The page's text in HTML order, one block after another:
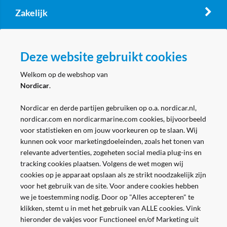
Zakelijk
Volg ons
Deze website gebruikt cookies
Welkom op de webshop van
Nordicar.
Nordicar en derde partijen gebruiken op o.a. nordicar.nl,
nordicar.com en nordicarmarine.com cookies, bijvoorbeeld
voor statistieken en om jouw voorkeuren op te slaan. Wij
kunnen ook voor marketingdoeleinden, zoals het tonen van
relevante advertenties, zogeheten social media plug-ins en
tracking cookies plaatsen. Volgens de wet mogen wij
cookies op je apparaat opslaan als ze strikt noodzakelijk zijn
voor het gebruik van de site. Voor andere cookies hebben
we je toestemming nodig. Door op "Alles accepteren" te
klikken, stemt u in met het gebruik van ALLE cookies. Vink
hieronder de vakjes voor Functioneel en/of Marketing uit